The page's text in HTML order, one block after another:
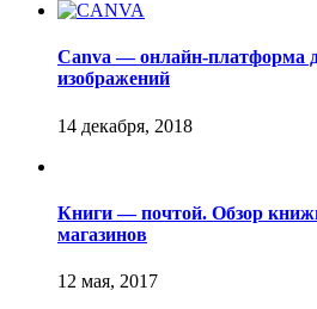
Canva — онлайн-платформа
изображений
Книги — почтой. Обзор
магазинов